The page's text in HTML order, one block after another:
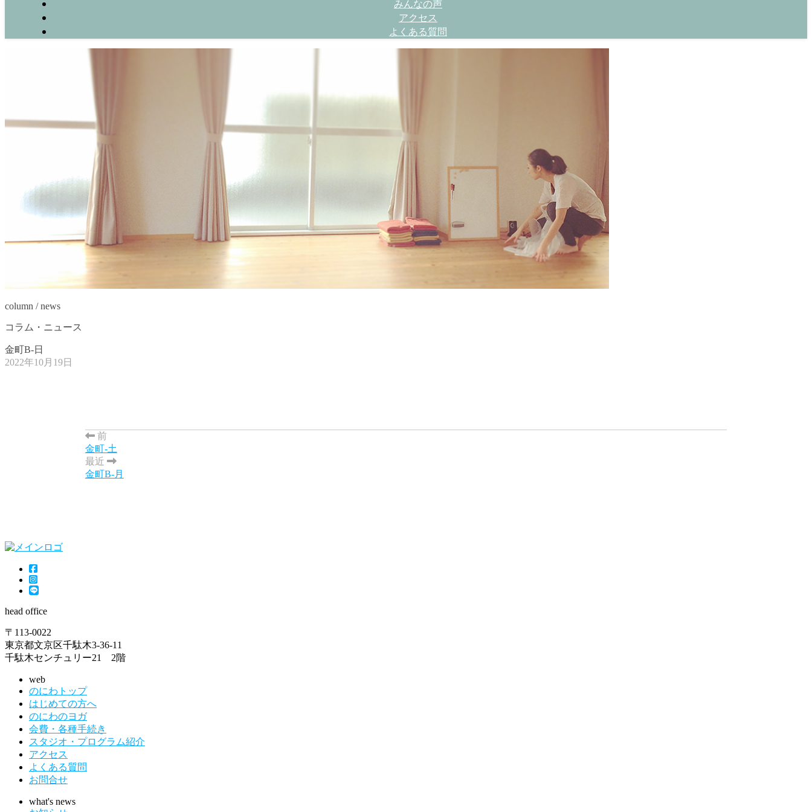
みんなの声
アクセス
よくある質問
column / news
コラム・ニュース
金町B-日
2022年10月19日
前
金町-土
最近
金町B-月
head office
〒113-0022
東京都文京区千駄木3-36-11
千駄木センチュリー21 2階
web
のにわトップ
はじめての方へ
のにわのヨガ
会費・各種手続き
スタジオ・プログラム紹介
アクセス
よくある質問
お問合せ
what's news